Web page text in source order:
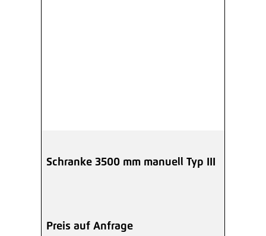
Schranke 3500 mm manuell Typ III
Preis auf Anfrage